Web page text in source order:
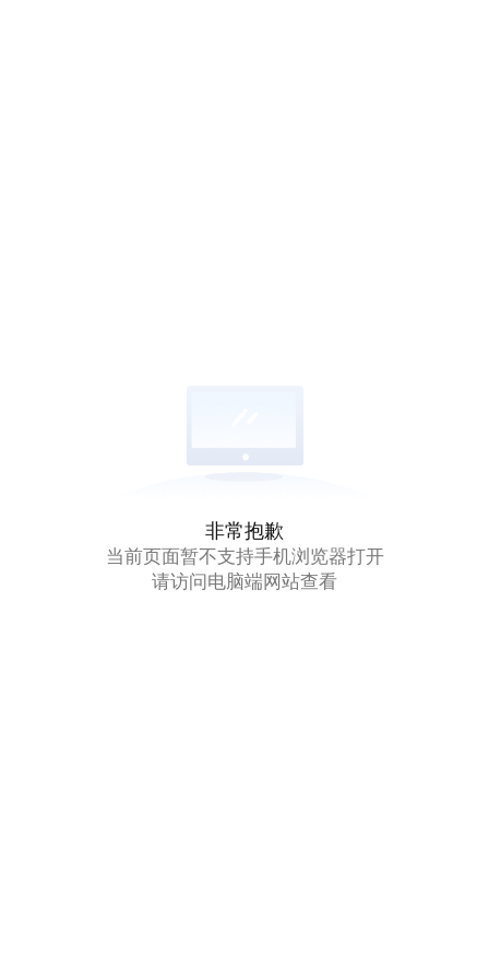
非常抱歉
当前页面暂不支持手机浏览器打开
请访问电脑端网站查看